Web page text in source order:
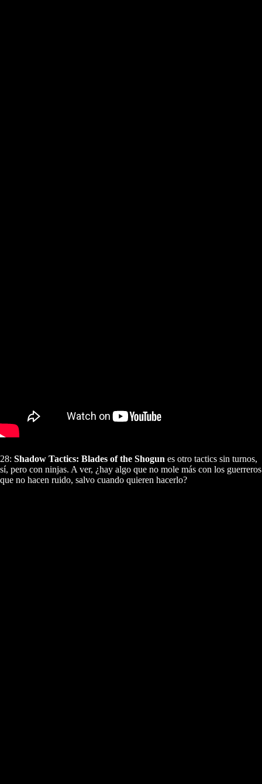
28: Shadow Tactics: Blades of the Shogun es otro tactics sin turnos,
sí, pero con ninjas. A ver, ¿hay algo que no mole más con los guerreros
que no hacen ruido, salvo cuando quieren hacerlo?